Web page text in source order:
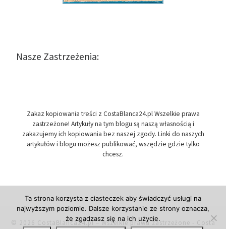
Nasze Zastrzeżenia:
Zakaz kopiowania treści z CostaBlanca24.pl Wszelkie prawa
zastrzeżone! Artykuły na tym blogu są naszą własnością i
zakazujemy ich kopiowania bez naszej zgody. Linki do naszych
artykułów i blogu możesz publikować, wszędzie gdzie tylko
chcesz.
© 2026 CostaBlanca24.pl– Wszelkie prawa zastrzeżone - Costa
Ta strona korzysta z ciasteczek aby świadczyć usługi na
najwyższym poziomie. Dalsze korzystanie ze strony oznacza,
że zgadzasz się na ich użycie.